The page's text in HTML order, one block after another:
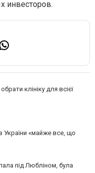
инвесторов.
клініку для всієї
«майже все, що
під Любліном, була